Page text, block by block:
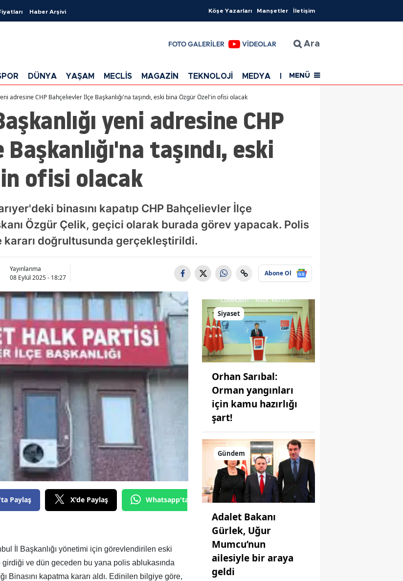
Haber Arşivi Köşe Yazarları Manşetler İletişim
FOTO GALERİLER VİDEOLAR Ara
DÜNYA YAŞAM MECLİS MAGAZİN TEKNOLOJİ MEDYA EĞİTİM SAĞLIK
MENÜ
adresine CHP Bahçelievler İlçe Başkanlığı'na taşındı, eski bina Özgür Özel'in ofisi olacak
yeni adresine CHP
taşındı, eski
ofisi olacak
binasını kapatıp CHP Bahçelievler İlçe
Özgür Çelik, geçici olarak burada görev yapacak. Polis
kararı doğrultusunda gerçekleştirildi.
Yayınlanma
08 Eylül 2025 - 18:27
Abone Ol
Paylaş X'de Paylaş Whatsapp'tan Gönder
İl Başkanlığı yönetimi için görevlendirilen eski
ve dün geceden bu yana polis ablukasında
Binasını kapatma kararı aldı. Edinilen bilgiye göre,
Siyaset
Orhan Sarıbal:
Orman yangınları
için kamu hazırlığı
şart!
Gündem
Adalet Bakanı
Gürlek, Uğur
Mumcu’nun
ailesiyle bir araya
geldi